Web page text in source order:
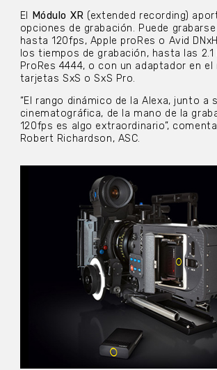
El
Módulo XR (extended recording)
opciones de grabación. Puede grabarse
hasta 120fps, Apple proRes o Avid
los tiempos de grabación, hasta las 2.1
ProRes 4444, o con un adaptador en el
tarjetas SxS o SxS Pro.
“El rango dinámico de la Alexa, junto a
cinematográfica, de la mano de la
120fps es algo extraordinario”,
Robert Richardson, ASC.